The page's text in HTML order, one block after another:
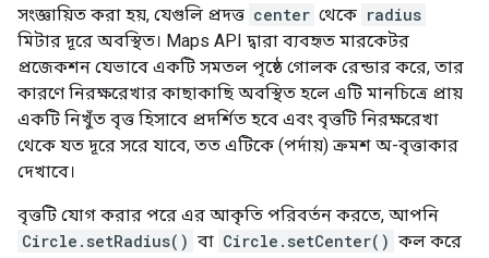
সংজ্ঞায়িত করা হয়, যেগুলি প্রদত্ত center থেকে radius
মিটার দূরে অবস্থিত। Maps API দ্বারা ব্যবহৃত মারকেটর
প্রজেকশন যেভাবে একটি সমতল পৃষ্ঠে গোলক রেন্ডার করে, তার
কারণে নিরক্ষরেখার কাছাকাছি অবস্থিত হলে এটি মানচিত্রে প্রায়
একটি নিখুঁত বৃত্ত হিসাবে প্রদর্শিত হবে এবং বৃত্তটি নিরক্ষরেখা
থেকে যত দূরে সরে যাবে, তত এটিকে (পর্দায়) ক্রমশ অ-বৃত্তাকার
দেখাবে।
বৃত্তটি যোগ করার পরে এর আকৃতি পরিবর্তন করতে, আপনি
Circle.setRadius() বা Circle.setCenter() কল করে